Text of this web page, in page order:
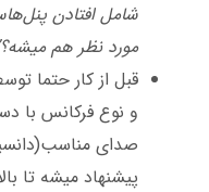
شامل افتادن
مورد نظر هم
قبل از کار حتما
و نوع فرکانس با
صدای
پیشنهاد میشه تا